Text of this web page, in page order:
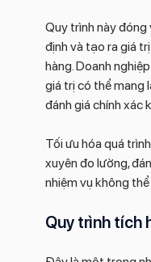
Quy trình này
định và tạo ra giá
hàng. Doanh
giá trị có thể mang
đánh giá chính xác
Tối ưu hóa quá
xuyên đo lường,
nhiệm vụ không
Quy trình tích